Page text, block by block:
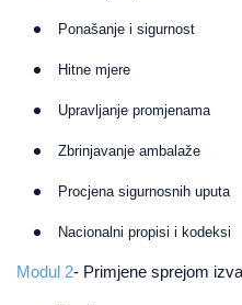
Ponašanje i sigurnost
Hitne mjere
Upravljanje promjenama
Zbrinjavanje ambalaže
Procjena sigurnosnih uputa
Nacionalni propisi i kodeksi
Modul 2- Primjene sprejom